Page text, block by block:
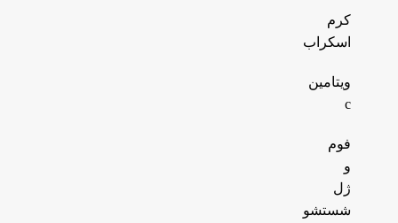
کرم
اسکراب
ویتامین
c
فوم
و
ژل
شستشو